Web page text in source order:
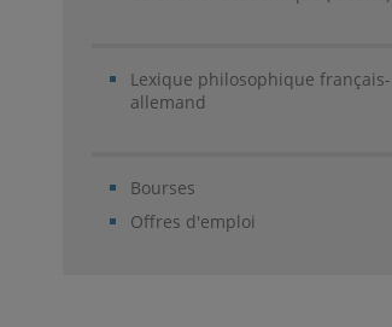
Lexique philosophique français-
allemand
Bourses
Offres d'emploi